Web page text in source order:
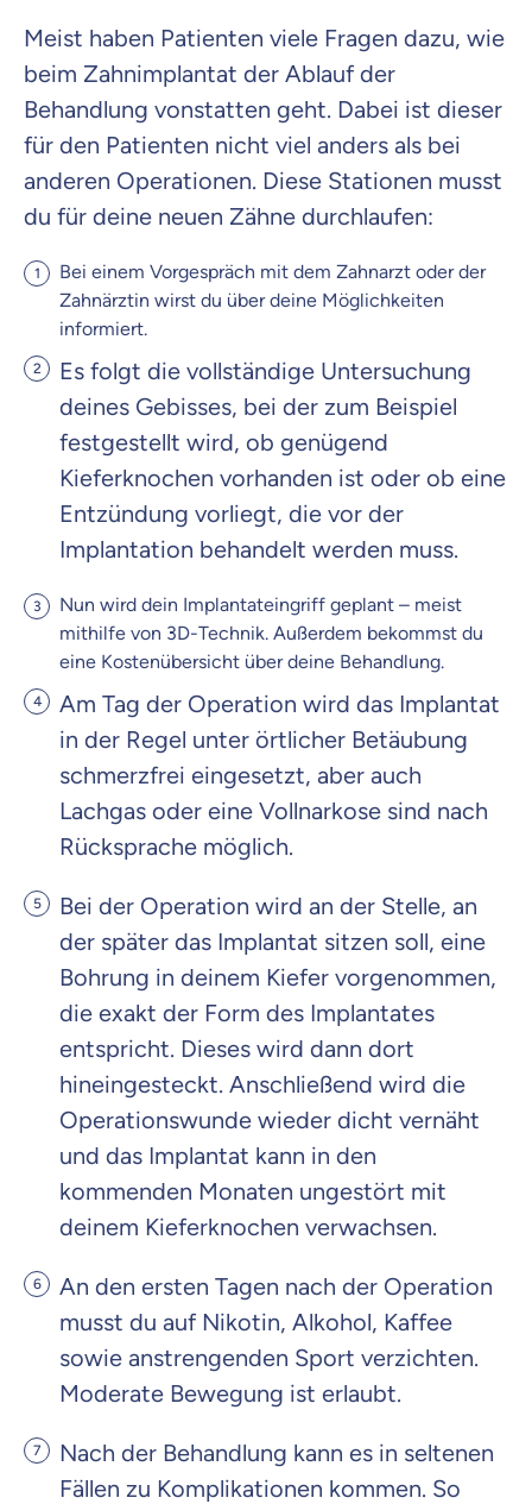
Meist haben Patienten viele Fragen dazu, wie
beim Zahnimplantat der Ablauf der
Behandlung vonstatten geht. Dabei ist dieser
für den Patienten nicht viel anders als bei
anderen Operationen. Diese Stationen musst
du für deine neuen Zähne durchlaufen:
Bei einem Vorgespräch mit dem Zahnarzt oder der
Zahnärztin wirst du über deine Möglichkeiten
informiert.
Es folgt die vollständige Untersuchung
deines Gebisses, bei der zum Beispiel
festgestellt wird, ob genügend
Kieferknochen vorhanden ist oder ob eine
Entzündung vorliegt, die vor der
Implantation behandelt werden muss.
Nun wird dein Implantateingriff geplant – meist
mithilfe von 3D-Technik. Außerdem bekommst du
eine Kostenübersicht über deine Behandlung.
Am Tag der Operation wird das Implantat
in der Regel unter örtlicher Betäubung
schmerzfrei eingesetzt, aber auch
Lachgas oder eine Vollnarkose sind nach
Rücksprache möglich.
Bei der Operation wird an der Stelle, an
der später das Implantat sitzen soll, eine
Bohrung in deinem Kiefer vorgenommen,
die exakt der Form des Implantates
entspricht. Dieses wird dann dort
hineingesteckt. Anschließend wird die
Operationswunde wieder dicht vernäht
und das Implantat kann in den
kommenden Monaten ungestört mit
deinem Kieferknochen verwachsen.
An den ersten Tagen nach der Operation
musst du auf Nikotin, Alkohol, Kaffee
sowie anstrengenden Sport verzichten.
Moderate Bewegung ist erlaubt.
Nach der Behandlung kann es in seltenen
Fällen zu Komplikationen kommen. So